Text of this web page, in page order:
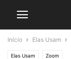
Início Elas Usam
Elas Usam Zoom